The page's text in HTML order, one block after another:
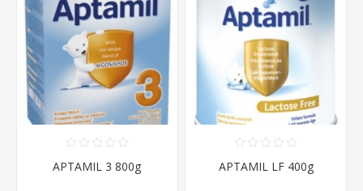
APTAMIL 3 800g APTAMIL LF 400g